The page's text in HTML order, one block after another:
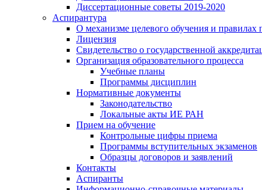
Диссертационные советы 2019-2020
Аспирантура
О механизме целевого обучения и правилах
Лицензия
Свидетельство о государственной
Организация образовательного процесса
Учебные планы
Программы дисциплин
Нормативные документы
Законодательство
Локальные акты ИЕ РАН
Прием на обучение
Контрольные цифры приема
Программы вступительных экзаменов
Образцы договоров и заявлений
Контакты
Аспиранты